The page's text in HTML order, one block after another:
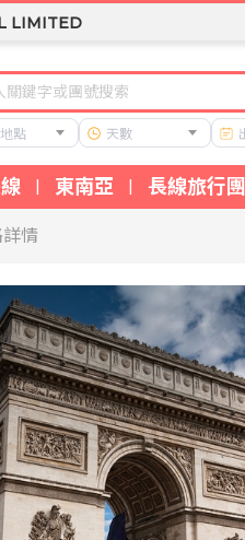
LIMITED
點 天數
| 東南亞 | 長線旅行團
情